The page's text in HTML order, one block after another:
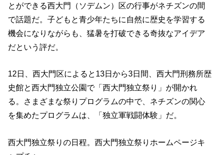
とができる西大門（ソデムン）区の行事がネチズンの間
で話題だ。子どもと青少年たちに自然に歴史を学習する
機会になりながらも、猛暑を打破できる奇抜なアイデア
だという評だ。
12日、西大門区によると13日から3日間、西大門刑務所歴
史館と西大門独立公園で「西大門独立祭り」が開かれ
る。さまざまな祭りプログラムの中で、ネチズンの関心
を集めたプログラムは、「独立軍戦闘体験」だ。
西大門独立祭りの日程。西大門独立祭りホームページキ